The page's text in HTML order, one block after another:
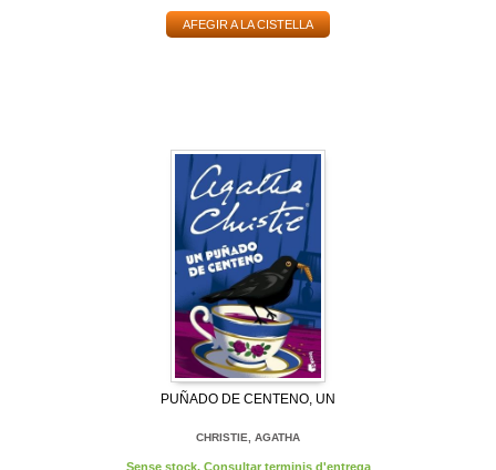
AFEGIR A LA CISTELLA
PUÑADO DE CENTENO, UN
CHRISTIE, AGATHA
Sense stock. Consultar terminis d'entrega